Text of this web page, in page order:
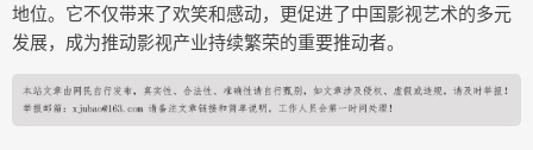
地位。它不仅带来了欢笑和感动，更促进了中国影视艺术的多元
发展，成为推动影视产业持续繁荣的重要推动者。